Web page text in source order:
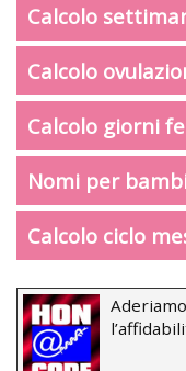
Calcolo
Calcolo
Calcolo giorni
Nomi per
Calcolo ciclo